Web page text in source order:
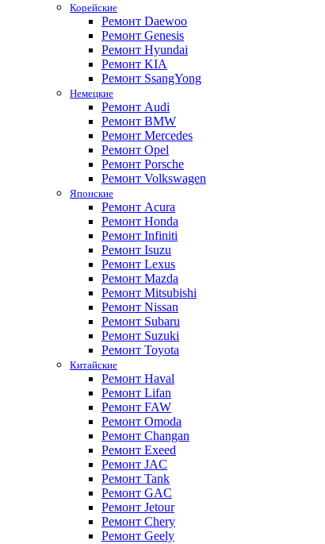
Корейские
Ремонт Daewoo
Ремонт Genesis
Ремонт Hyundai
Ремонт KIA
Ремонт SsangYong
Немецкие
Ремонт Audi
Ремонт BMW
Ремонт Mercedes
Ремонт Opel
Ремонт Porsche
Ремонт Volkswagen
Японские
Ремонт Acura
Ремонт Honda
Ремонт Infiniti
Ремонт Isuzu
Ремонт Lexus
Ремонт Mazda
Ремонт Mitsubishi
Ремонт Nissan
Ремонт Subaru
Ремонт Suzuki
Ремонт Toyota
Китайские
Ремонт Haval
Ремонт Lifan
Ремонт FAW
Ремонт Omoda
Ремонт Changan
Ремонт Exeed
Ремонт JAC
Ремонт Tank
Ремонт GAC
Ремонт Jetour
Ремонт Chery
Ремонт Geely